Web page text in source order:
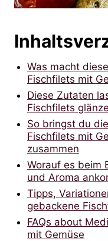
Was macht
Fischfilets mit
Diese Zutaten
Fischfilets
So bringst du
Fischfilets mit
zusammen
Worauf es beim
und Aroma
Tipps,
gebackene
FAQs about
mit Gemüse